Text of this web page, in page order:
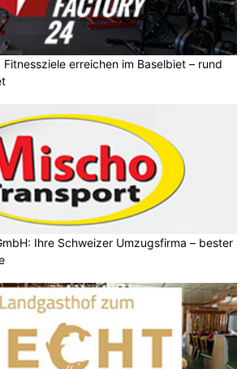
erreichen im Baselbiet – rund
Ihre Schweizer Umzugsfirma – bester